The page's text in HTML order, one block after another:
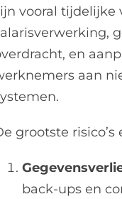
vooral tijdelijke
en
aan
grootste
back-ups en